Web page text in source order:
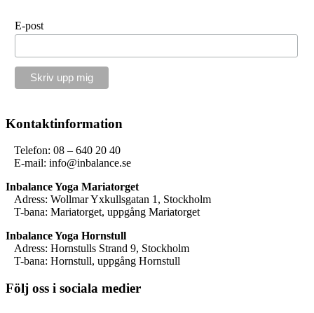
E-post
Kontaktinformation
Telefon: 08 – 640 20 40
E-mail: info@inbalance.se
Inbalance Yoga Mariatorget
Adress: Wollmar Yxkullsgatan 1, Stockholm
T-bana: Mariatorget, uppgång Mariatorget
Inbalance Yoga Hornstull
Adress: Hornstulls Strand 9, Stockholm
T-bana: Hornstull, uppgång Hornstull
Följ oss i sociala medier